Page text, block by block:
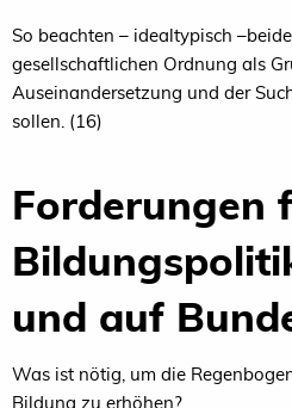
So beachten – idealtypisch
gesellschaftlichen Ordnung als
Auseinandersetzung und der
sollen. (16)
Forderungen
und auf
Was ist nötig, um die
Bildung zu erhöhen?